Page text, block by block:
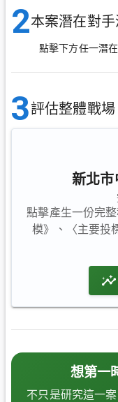
2本案潛在對
點擊下方任一潛
3評估整體戰場
新北市
點擊產生一份完
模》、〈主要投
想第一
不只是研究這一